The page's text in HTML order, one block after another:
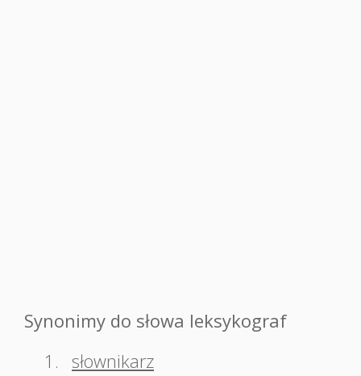
Synonimy do słowa leksykograf
1.
słownikarz